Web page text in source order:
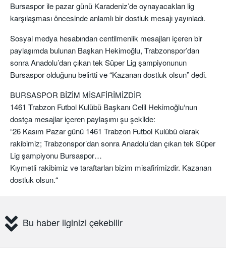
Bursaspor ile pazar günü Karadeniz’de oynayacakları lig
karşılaşması öncesinde anlamlı bir dostluk mesajı yayınladı.
Sosyal medya hesabından centilmenlik mesajları içeren bir
paylaşımda bulunan Başkan Hekimoğlu, Trabzonspor’dan
sonra Anadolu’dan çıkan tek Süper Lig şampiyonunun
Bursaspor olduğunu belirtti ve “Kazanan dostluk olsun” dedi.
BURSASPOR BİZİM MİSAFİRİMİZDİR
1461 Trabzon Futbol Kulübü Başkanı Celil Hekimoğlu‘nun
dostça mesajlar içeren paylaşımı şu şekilde:
“26 Kasım Pazar günü 1461 Trabzon Futbol Kulübü olarak
rakibimiz; Trabzonspor’dan sonra Anadolu’dan çıkan tek Süper
Lig şampiyonu Bursaspor…
Kıymetli rakibimiz ve taraftarları bizim misafirimizdir. Kazanan
dostluk olsun.“
Bu haber ilginizi çekebilir